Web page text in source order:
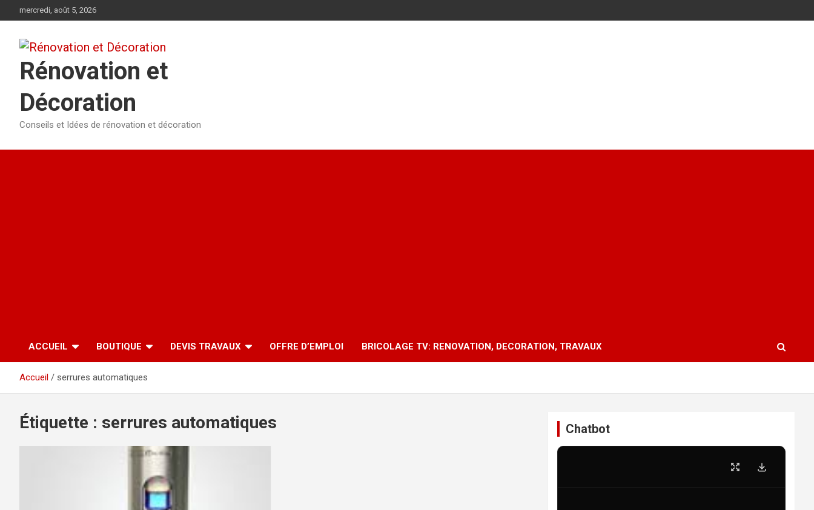
au
mercredi, août 5, 2026
Rénovation et
Décoration
Conseils et Idées de rénovation et décoration
ACCUEIL BOUTIQUE DEVIS TRAVAUX OFFRE D’EMPLOI BRICOLAGE TV: RENOVATION, DECORATION, TRAVAUX
Accueil serrures automatiques
Étiquette : serrures automatiques Chatbot